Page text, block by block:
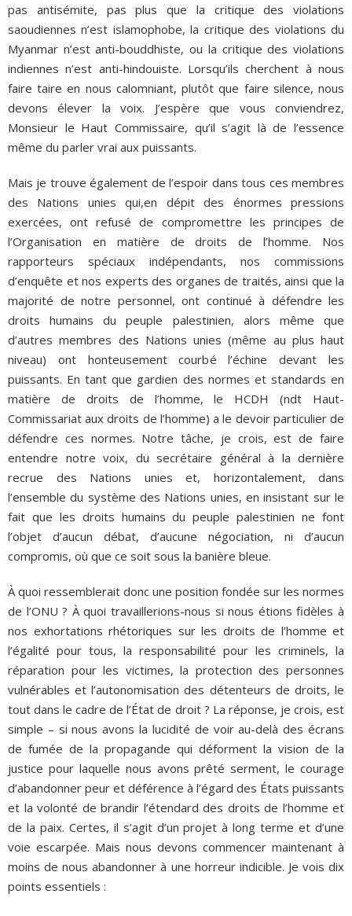
pas antisémite, pas plus que la critique des violations
saoudiennes n’est islamophobe, la critique des violations du
Myanmar n’est anti-bouddhiste, ou la critique des violations
indiennes n’est anti-hindouiste. Lorsqu’ils cherchent à nous
faire taire en nous calomniant, plutôt que faire silence, nous
devons élever la voix. J’espère que vous conviendrez,
Monsieur le Haut Commissaire, qu’il s’agit là de l’essence
même du parler vrai aux puissants.
Mais je trouve également de l’espoir dans tous ces membres
des Nations unies qui,en dépit des énormes pressions
exercées, ont refusé de compromettre les principes de
l’Organisation en matière de droits de l’homme. Nos
rapporteurs spéciaux indépendants, nos commissions
d’enquête et nos experts des organes de traités, ainsi que la
majorité de notre personnel, ont continué à défendre les
droits humains du peuple palestinien, alors même que
d’autres membres des Nations unies (même au plus haut
niveau) ont honteusement courbé l’échine devant les
puissants. En tant que gardien des normes et standards en
matière de droits de l’homme, le HCDH (ndt Haut-
Commissariat aux droits de l’homme) a le devoir particulier de
défendre ces normes. Notre tâche, je crois, est de faire
entendre notre voix, du secrétaire général à la dernière
recrue des Nations unies et, horizontalement, dans
l’ensemble du système des Nations unies, en insistant sur le
fait que les droits humains du peuple palestinien ne font
l’objet d’aucun débat, d’aucune négociation, ni d’aucun
compromis, où que ce soit sous la banière bleue.
À quoi ressemblerait donc une position fondée sur les normes
de l’ONU ? À quoi travaillerions-nous si nous étions fidèles à
nos exhortations rhétoriques sur les droits de l’homme et
l’égalité pour tous, la responsabilité pour les criminels, la
réparation pour les victimes, la protection des personnes
vulnérables et l’autonomisation des détenteurs de droits, le
tout dans le cadre de l’État de droit ? La réponse, je crois, est
simple – si nous avons la lucidité de voir au-delà des écrans
de fumée de la propagande qui déforment la vision de la
justice pour laquelle nous avons prêté serment, le courage
d’abandonner peur et déférence à l’égard des États puissants
et la volonté de brandir l’étendard des droits de l’homme et
de la paix. Certes, il s’agit d’un projet à long terme et d’une
voie escarpée. Mais nous devons commencer maintenant à
moins de nous abandonner à une horreur indicible. Je vois dix
points essentiels :